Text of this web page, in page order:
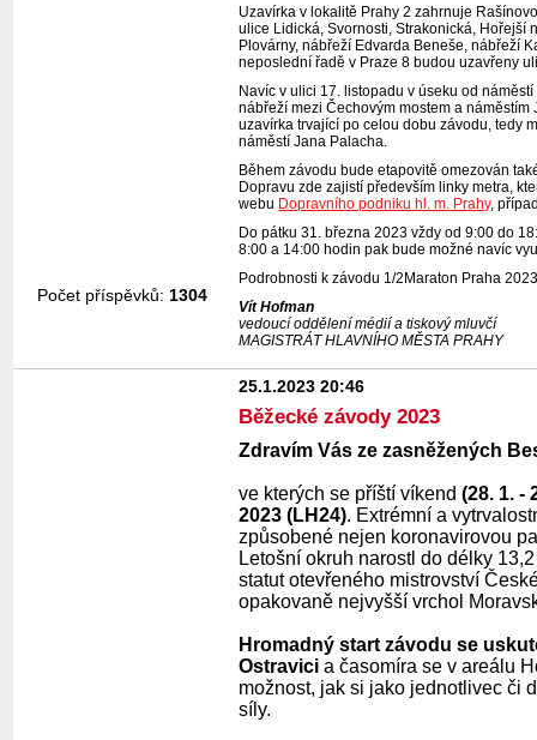
Uzavírka v lokalitě Prahy 2 zahrnuje
ulice Lidická, Svornosti, Strakonická, Hořejší
Plovárny, nábřeží Edvarda Beneše, nábřeží
neposlední řadě v Praze 8 budou uzavřeny
Navíc v ulici 17. listopadu v úseku od
nábřeží mezi Čechovým mostem a
uzavírka trvající po celou dobu závodu, tedy
náměstí Jana Palacha.
Během závodu bude etapovitě omezován
Dopravu zde zajistí především linky metra,
webu Dopravního podniku hl. m. Prahy,
Do pátku 31. března 2023 vždy od 9:00 do
8:00 a 14:00 hodin pak bude možné navíc
Podrobnosti k závodu 1/2Maraton Praha
Vít Hofman
vedoucí oddělení médií a tiskový mluvčí
MAGISTRÁT HLAVNÍHO MĚSTA PRAHY
Počet příspěvků: 1304
25.1.2023 20:46
Běžecké závody 2023
Zdravím Vás ze zasněžených
ve kterých se příští víkend(28. 1. -
2023 (LH24). Extrémní a
způsobené nejen koronavirovou
Letošní okruh narostl do délky
statut otevřeného mistrovství
opakovaně nejvyšší vrchol
Hromadný start závodu se
Ostravici a časomíra se v areálu
možnost, jak si jako jednotlivec či
síly.